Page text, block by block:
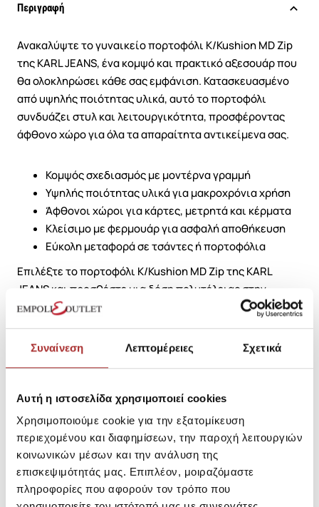
Συναίνεση Λεπτομέρειες Σχετικά
Αυτή η ιστοσελίδα χρησιμοποιεί cookies
Χρησιμοποιούμε cookie για την εξατομίκευση
περιεχομένου και διαφημίσεων, την παροχή λειτουργιών
κοινωνικών μέσων και την ανάλυση της
επισκεψιμότητάς μας. Επιπλέον, μοιραζόμαστε
πληροφορίες που αφορούν τον τρόπο που
Περιγραφή
Ανακαλύψτε το γυναικείο πορτοφόλι K/Kushion MD Zip
της KARL JEANS, ένα κομψό και πρακτικό αξεσουάρ που
θα ολοκληρώσει κάθε σας εμφάνιση. Κατασκευασμένο
από υψηλής ποιότητας υλικά, αυτό το πορτοφόλι
συνδυάζει στυλ και λειτουργικότητα, προσφέροντας
άφθονο χώρο για όλα τα απαραίτητα αντικείμενα σας.
Κομψός σχεδιασμός με μοντέρνα γραμμή
Υψηλής ποιότητας υλικά για μακροχρόνια χρήση
Άφθονοι χώροι για κάρτες, μετρητά και κέρματα
Κλείσιμο με φερμουάρ για ασφαλή αποθήκευση
Εύκολη μεταφορά σε τσάντες ή πορτοφόλια
Επιλέξτε το πορτοφόλι K/Kushion MD Zip της KARL
JEANS και προσθέστε μια δόση πολυτέλειας στην
καθημερινότητά σας!
SKU: 25297120D3829
Σύνθεση
Αποστολές Προϊόντων